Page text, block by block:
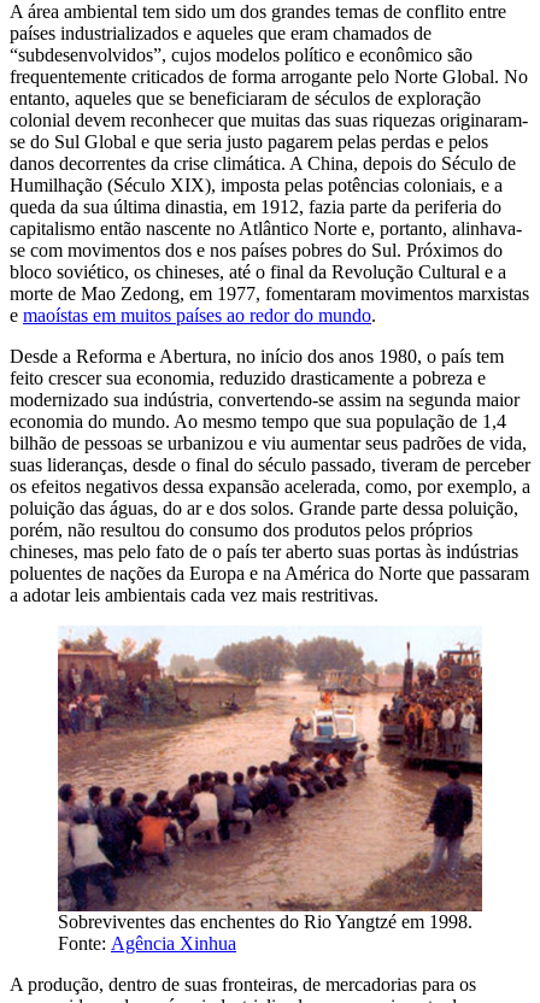
A área ambiental tem sido um dos grandes temas de conflito entre
países industrializados e aqueles que eram chamados de
“subdesenvolvidos”, cujos modelos político e econômico são
frequentemente criticados de forma arrogante pelo Norte Global. No
entanto, aqueles que se beneficiaram de séculos de exploração
colonial devem reconhecer que muitas das suas riquezas originaram-
se do Sul Global e que seria justo pagarem pelas perdas e pelos
danos decorrentes da crise climática. A China, depois do Século de
Humilhação (Século XIX), imposta pelas potências coloniais, e a
queda da sua última dinastia, em 1912, fazia parte da periferia do
capitalismo então nascente no Atlântico Norte e, portanto, alinhava-
se com movimentos dos e nos países pobres do Sul. Próximos do
bloco soviético, os chineses, até o final da Revolução Cultural e a
morte de Mao Zedong, em 1977, fomentaram movimentos marxistas
e maoístas em muitos países ao redor do mundo.
Desde a Reforma e Abertura, no início dos anos 1980, o país tem
feito crescer sua economia, reduzido drasticamente a pobreza e
modernizado sua indústria, convertendo-se assim na segunda maior
economia do mundo. Ao mesmo tempo que sua população de 1,4
bilhão de pessoas se urbanizou e viu aumentar seus padrões de vida,
suas lideranças, desde o final do século passado, tiveram de perceber
os efeitos negativos dessa expansão acelerada, como, por exemplo, a
poluição das águas, do ar e dos solos. Grande parte dessa poluição,
porém, não resultou do consumo dos produtos pelos próprios
chineses, mas pelo fato de o país ter aberto suas portas às indústrias
poluentes de nações da Europa e na América do Norte que passaram
a adotar leis ambientais cada vez mais restritivas.
Sobreviventes das enchentes do Rio Yangtzé em 1998.
Fonte: Agência Xinhua
A produção, dentro de suas fronteiras, de mercadorias para os